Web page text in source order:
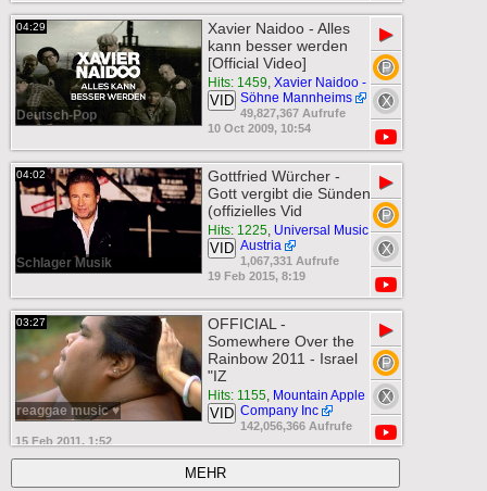
04:29
Deutsch-Pop
Xavier Naidoo - Alles
kann besser werden
[Official Video]
Hits: 1459, Xavier Naidoo -
Söhne Mannheims
VID
49,827,367 Aufrufe
10 Oct 2009, 10:54
▶
04:02
Schlager Musik
Gottfried Würcher -
Gott vergibt die Sünden
(offizielles Vid
Hits: 1225, Universal Music
Austria
VID
1,067,331 Aufrufe
19 Feb 2015, 8:19
▶
03:27
reaggae music ♥
OFFICIAL -
Somewhere Over the
Rainbow 2011 - Israel
"IZ
Hits: 1155, Mountain Apple
Company Inc
VID
142,056,366 Aufrufe
15 Feb 2011, 1:52
▶
MEHR